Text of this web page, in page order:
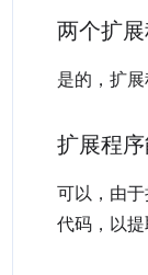
两个扩
是的，扩
扩展程
可以，由
代码，以